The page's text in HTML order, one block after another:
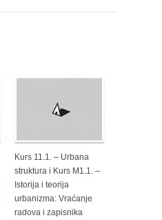
Kurs 11.1. – Urbana
struktura i Kurs M1.1. –
Istorija i teorija
urbanizma: Vraćanje
radova i zapisnika